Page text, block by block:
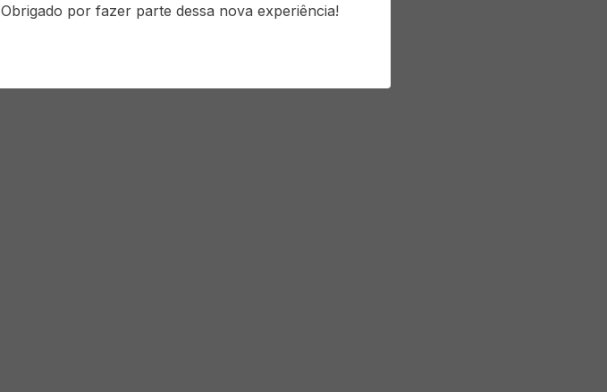
Obrigado por fazer parte dessa nova experiência!